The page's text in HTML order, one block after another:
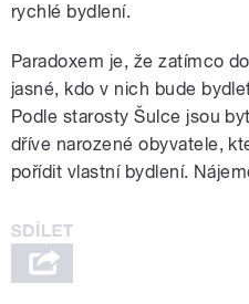
rychlé bydlení.
Paradoxem je, že zatímco
jasné, kdo v nich bude
Podle starosty Šulce jsou
dříve narozené obyvatele,
pořídit vlastní bydlení.